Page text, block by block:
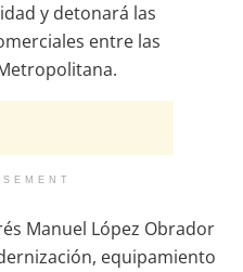
y detonará las
entre las
Manuel López Obrador
equipamiento